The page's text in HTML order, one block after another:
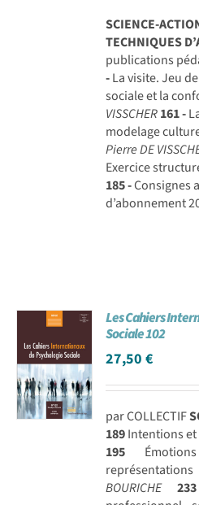
SCIENCE-
TECHNIQUES
publications
-La visite. Jeu
sociale et la
VISSCHER161 -
modelage
Pierre DE
Exercice
185 -Consignes
d’abonnement
Les Cahiers
Sociale 102
27,50€
par COLLECTIF
189Intentions
195
BOURICHE
233